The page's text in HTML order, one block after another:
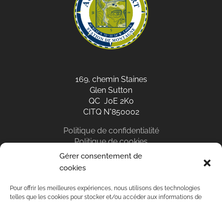
Gérer consentement de
cookies
Pour offrir les meilleures expériences, nous utilisons des technologies
telles que les cookies pour stocker et/ou accéder aux informations de
169, chemin Staines
Glen Sutton
QC J0E 2K0
CITQ N°850002
Politique de confidentialité
Politique de cookies